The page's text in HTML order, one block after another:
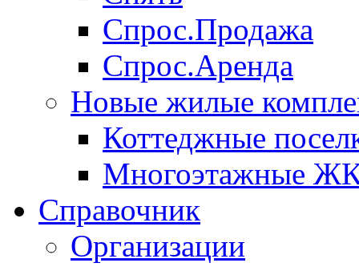
Спрос.Продажа
Спрос.Аренда
Новые жилые
Коттеджные
Многоэтажные
Справочник
Организации